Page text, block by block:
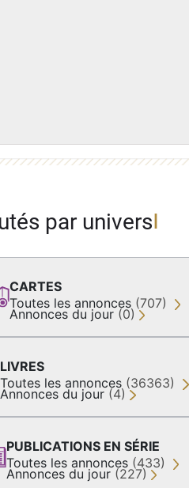
par univers
CARTES
Toutes les annonces (707)
Annonces du jour (0)
LIVRES
Toutes les annonces (36363)
Annonces du jour (4)
PUBLICATIONS EN SÉRIE
Toutes les annonces (433)
Annonces du jour (227)